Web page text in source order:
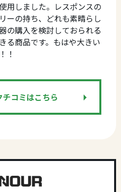
用しました。レスポンスの
ーの持ち、どれも素晴らし
の購入を検討しておられる
る商品です。もはや大きい
！
コミはこちら